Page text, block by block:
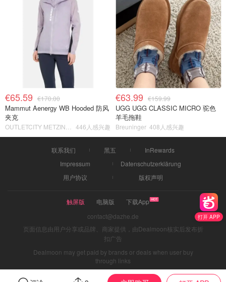
打开 APP
€65.59 €170.00
Mammut Aenergy WB Hooded 防风
夹克
446人感兴趣
€63.99 €159.99
UGG UGG CLASSIC MICRO 驼色
羊毛拖鞋
Breuninger 408人感兴趣
联系我们 黑五
InRewards
Impressum
Datenschutzerklärung
用户协议
版权声明
触屏版 电脑版
下载App
contact@dazhe.de
页面信息由用户分享或品牌、商家提供，由Dealmoon核实后发布折
扣广告
Dealmoon may get paid by brands or deals when user buy
through links